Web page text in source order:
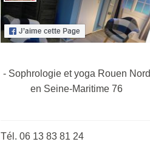
- Sophrologie et yoga Rouen Nord
en Seine-Maritime 76
Tél. 06 13 83 81 24